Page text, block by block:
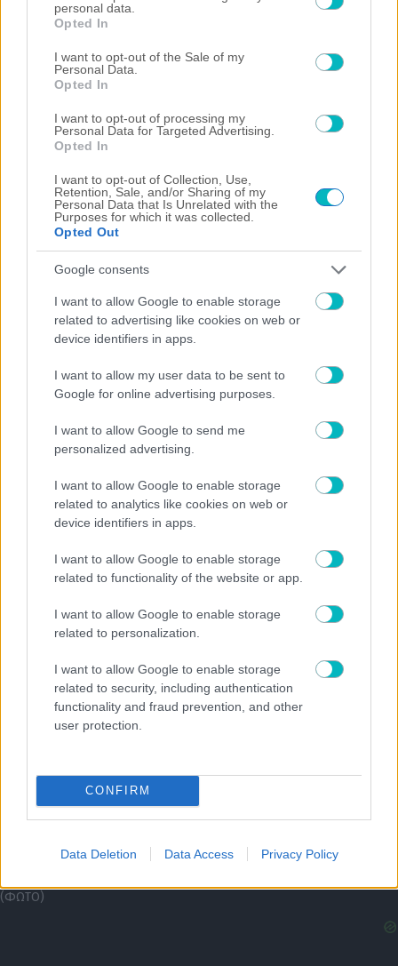
grant or deny consent to Google and its third-party tags to
use your data for below specified purposes in below Google
consent section.
personal data.
Opted In
I want to opt-out of the Sale of my
Personal Data.
Opted In
I want to opt-out of processing my
Personal Data for Targeted Advertising.
Opted In
I want to opt-out of Collection, Use,
Retention, Sale, and/or Sharing of my
Personal Data that Is Unrelated with the
Purposes for which it was collected.
Opted Out
Google consents
I want to allow Google to enable storage
related to advertising like cookies on web or
device identifiers in apps.
I want to allow my user data to be sent to
Google for online advertising purposes.
I want to allow Google to send me
personalized advertising.
I want to allow Google to enable storage
related to analytics like cookies on web or
device identifiers in apps.
I want to allow Google to enable storage
related to functionality of the website or app.
I want to allow Google to enable storage
related to personalization.
I want to allow Google to enable storage
related to security, including authentication
functionality and fraud prevention, and other
user protection.
CONFIRM
Data Deletion Data Access Privacy Policy
ΠΟΔΟΣΦΑΙΡΟ ΑΕΚ
Murrayfield!
09/08/2026 | 09:00:31
ΠΟΔΟΣΦΑΙΡΟ ΑΕΚ
Τα highlights από την τεσσάρα της ΑΕΚ στο φιλικό με την Athens
Kallithea (VIDEO)
Κώστας Τσίλης
08/08/2026 | 23:00:19
ΠΟΔΟΣΦΑΙΡΟ ΑΕΚ
08/08/2026 | 22:32:54
Βιτάλις: «Παράξενο να παίζεις σε φιλικό με πάνω από 15.000 κόσμο,
ανυπομονώ να παίξω σε γεμάτο γήπεδο»
ΠΟΔΟΣΦΑΙΡΟ ΑΕΚ
Νίκολιτς: «Είμαι ευχαριστημένος, τώρα ξεκινάει η δράση» – Τι είπε
για τα μεταγραφικά
ΠΟΔΟΣΦΑΙΡΟ ΑΕΚ
Μόρας: «Η ΑΕΚ είναι η καλύτερη – Της εύχομαι τα καλύτερα μέσα από
την καρδιά μου»
ΠΟΔΟΣΦΑΙΡΟ ΑΕΚ
(ΦΩΤΟ)